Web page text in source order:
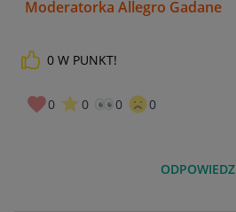
Moderatorka Allegro Gadane
0 W PUNKT!
0 0 0 0
ODPOWIEDZ